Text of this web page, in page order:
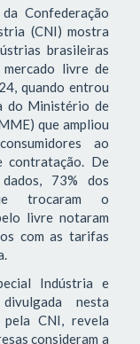
Confederação
(CNI) mostra
brasileiras
livre de
quando entrou
do Ministério de
que ampliou
ao
contratação. De
73% dos
trocaram o
livre notaram
com as tarifas
Indústria e
nesta
CNI, revela
consideram a